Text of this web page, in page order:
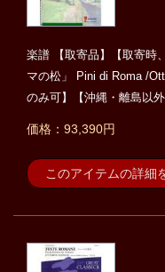
楽譜 【取寄品】【取寄時
マの松」 Pini di Roma /
のみ可】【沖縄・離島以
価格：93,390円
このアイテムの詳細